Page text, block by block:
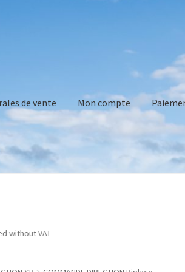
de vente Mon compte
indicated without VAT